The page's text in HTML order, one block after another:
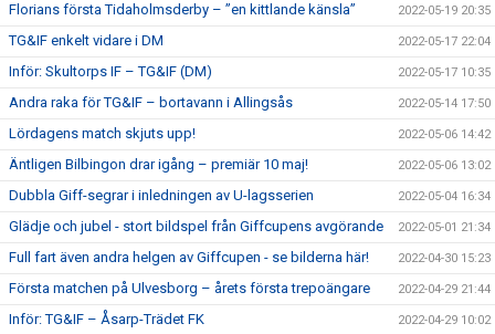
Florians första Tidaholmsderby – ”en kittlande känsla” 2022-05-19 20:35
TG&IF enkelt vidare i DM 2022-05-17 22:04
Inför: Skultorps IF – TG&IF (DM) 2022-05-17 10:35
Andra raka för TG&IF – bortavann i Allingsås 2022-05-14 17:50
Lördagens match skjuts upp! 2022-05-06 14:42
Äntligen Bilbingon drar igång – premiär 10 maj! 2022-05-06 13:02
Dubbla Giff-segrar i inledningen av U-lagsserien 2022-05-04 16:34
Glädje och jubel - stort bildspel från Giffcupens avgörande 2022-05-01 21:34
Full fart även andra helgen av Giffcupen - se bilderna här! 2022-04-30 15:23
Första matchen på Ulvesborg – årets första trepoängare 2022-04-29 21:44
Inför: TG&IF – Åsarp-Trädet FK 2022-04-29 10:02